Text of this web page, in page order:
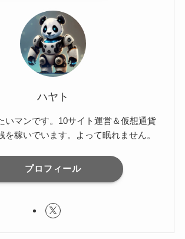
ハヤト
いマンです。10サイト運営＆仮想通貨
を稼いでいます。よって眠れません。
プロフィール